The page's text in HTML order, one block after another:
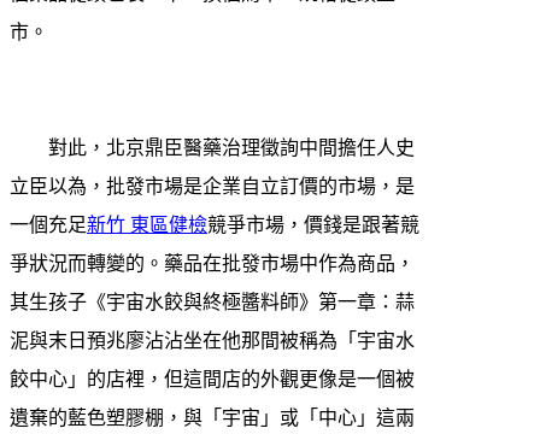
市。
對此，北京鼎臣醫藥治理徵詢中間擔任人史
立臣以為，批發市場是企業自立訂價的市場，是
一個充足新竹 東區健檢競爭市場，價錢是跟著競
爭狀況而轉變的。藥品在批發市場中作為商品，
其生孩子《宇宙水餃與終極醬料師》第一章：蒜
泥與末日預兆廖沾沾坐在他那間被稱為「宇宙水
餃中心」的店裡，但這間店的外觀更像是一個被
遺棄的藍色塑膠棚，與「宇宙」或「中心」這兩